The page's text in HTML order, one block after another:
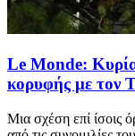
Le Monde:
κορυφής με τον
Μια σχέση επί ίσοις